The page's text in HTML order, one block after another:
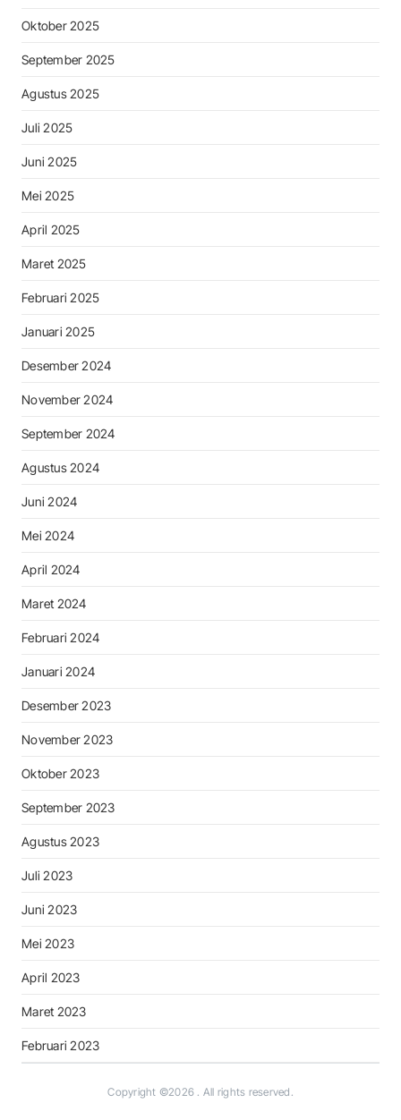
Oktober 2025
September 2025
Agustus 2025
Juli 2025
Juni 2025
Mei 2025
April 2025
Maret 2025
Februari 2025
Januari 2025
Desember 2024
November 2024
September 2024
Agustus 2024
Juni 2024
Mei 2024
April 2024
Maret 2024
Februari 2024
Januari 2024
Desember 2023
November 2023
Oktober 2023
September 2023
Agustus 2023
Juli 2023
Juni 2023
Mei 2023
April 2023
Maret 2023
Februari 2023
Copyright ©2026 . All rights reserved.